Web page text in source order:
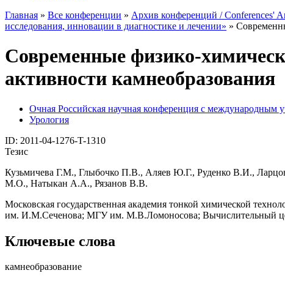
Главная » Все конференции » Архив конференций / Conferences'
исследования, инновации в диагностике и лечении» »
Современные физико-
активности камнеобразования
Очная Российская научная конференция с международным
Урология
ID: 2011-04-1276-T-1310
Тезис
Кузьмичева Г.М., Глыбочко П.В., Аляев Ю.Г., Руденко В.И.,
М.О., Натыкан А.А., Рязанов В.В.
Московская государственная академия тонкой химической
им. И.М.Сеченова; МГУ им. М.В.Ломоносова; Вычислительный
Ключевые слова
камнеобразование